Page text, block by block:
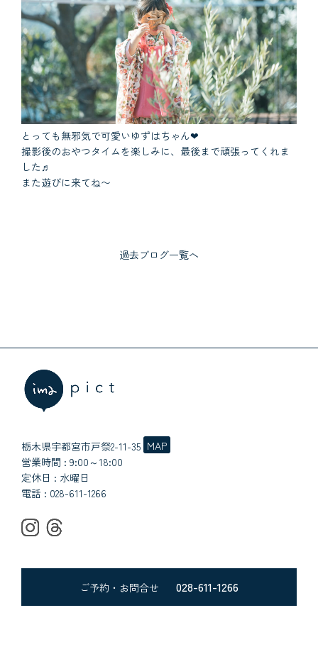
とっても無邪気で可愛いゆずはちゃん❤
撮影後のおやつタイムを楽しみに、最後まで頑張ってくれま
した♬
また遊びに来てね〜
過去ブログ一覧へ
栃木県宇都宮市戸祭2-11-35 MAP
営業時間 : 9:00～18:00
定休日 : 水曜日
電話 : 028-611-1266
ご予約・お問合せ 028-611-1266